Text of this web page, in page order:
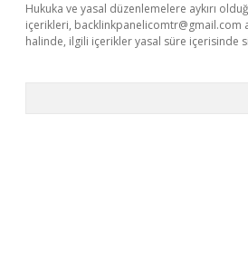
Hukuka ve yasal düzenlemelere aykırı
içerikleri, backlinkpanelicomtr@gmail.com
halinde, ilgili içerikler yasal süre içerisinde